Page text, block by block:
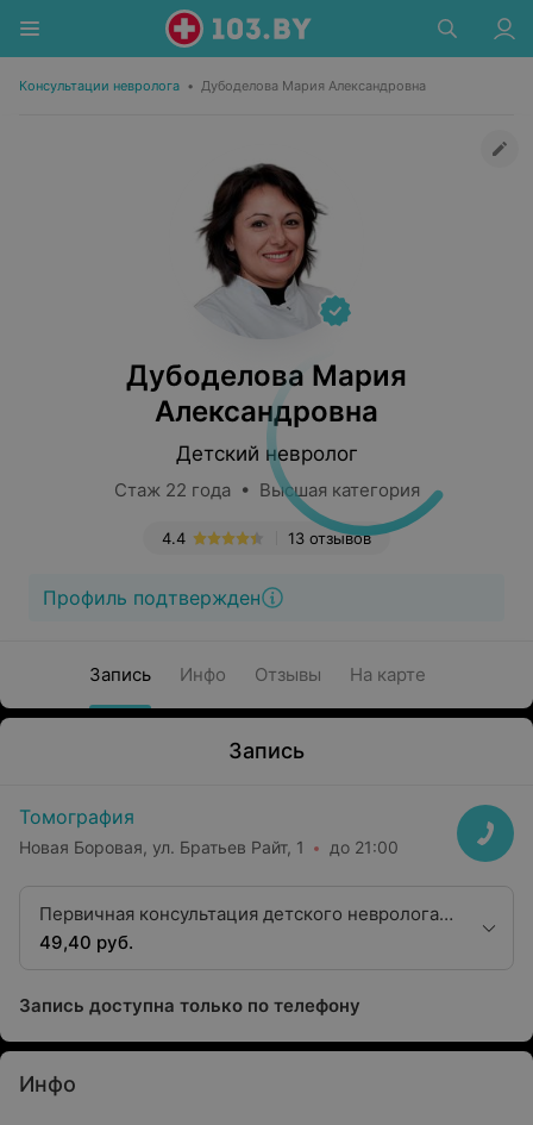
Консультации невролога • Дубоделова Мария Александровна
Дубоделова Мария
Александровна
Детский невролог
Стаж 22 года • Высшая категория
13 отзывов
4.4
Профиль подтвержден
Запись Инфо Отзывы На карте
Запись
Томография
Новая Боровая, ул. Братьев Райт, 1 до 21:00
Первичная консультация детского невролога
высшей категории
49,40 руб.
Запись доступна только по телефону
Инфо